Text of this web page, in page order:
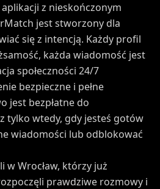
z nieskończonym
jest stworzony dla
się z intencją. Każdy profil
każda wiadomość jest
społeczności 24/7
bezpieczne i pełne
jest bezpłatne do
tylko wtedy, gdy jesteś gotów
wiadomości lub odblokować
w Wrocław, którzy już
prawdziwe rozmowy i